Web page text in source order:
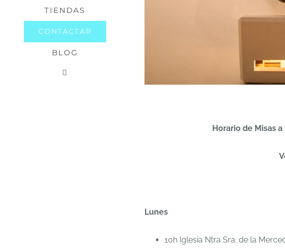
TIENDAS
CONTACTAR
BLOG
Horario de Misas
Lunes
10h Iglesia Ntra Sra. de la